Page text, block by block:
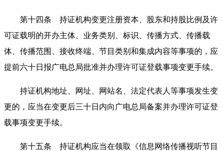
第十四条 持证机构变更注册资本、股东和持股比例及许
可证载明的开办主体、业务类别、标识、传播方式、传播载
体、传播范围、接收终端、节目类别和集成内容等事项的，应
提前六十日报广电总局批准并办理许可证登载事项变更手续。
持证机构地址、网址、网站名、法定代表人等事项发生变
更的，应当在变更后三十日内向广电总局备案并办理许可证登
载事项变更手续。
第十五条 持证机构应当在领取《信息网络传播视听节目